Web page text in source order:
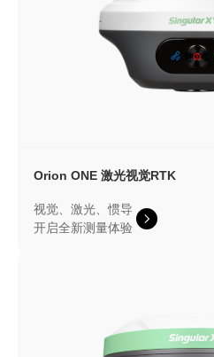
Orion ONE 激光视觉RTK
视觉、激光、惯导
开启全新测量体验